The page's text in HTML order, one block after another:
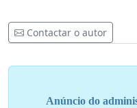
Contactar o autor
Anúncio do